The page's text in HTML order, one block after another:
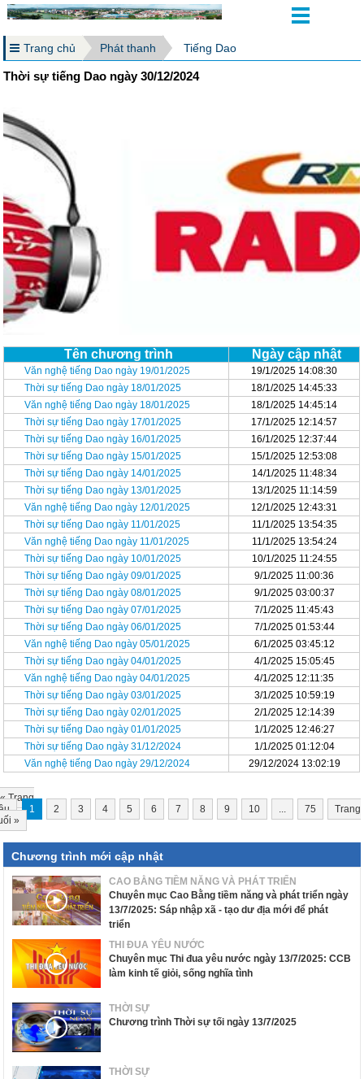
Trang chủ Phát thanh Tiếng Dao
Thời sự tiếng Dao ngày 30/12/2024
Tên chương trình Ngày cập nhật
Văn nghệ tiếng Dao ngày 19/01/2025
19/1/2025 14:08:30
Thời sự tiếng Dao ngày 18/01/2025
18/1/2025 14:45:33
Văn nghệ tiếng Dao ngày 18/01/2025
18/1/2025 14:45:14
Thời sự tiếng Dao ngày 17/01/2025
17/1/2025 12:14:57
Thời sự tiếng Dao ngày 16/01/2025
16/1/2025 12:37:44
Thời sự tiếng Dao ngày 15/01/2025
15/1/2025 12:53:08
Thời sự tiếng Dao ngày 14/01/2025
14/1/2025 11:48:34
Thời sự tiếng Dao ngày 13/01/2025
13/1/2025 11:14:59
Văn nghệ tiếng Dao ngày 12/01/2025
12/1/2025 12:43:31
Thời sự tiếng Dao ngày 11/01/2025
11/1/2025 13:54:35
Văn nghệ tiếng Dao ngày 11/01/2025
11/1/2025 13:54:24
Thời sự tiếng Dao ngày 10/01/2025
10/1/2025 11:24:55
Thời sự tiếng Dao ngày 09/01/2025
9/1/2025 11:00:36
Thời sự tiếng Dao ngày 08/01/2025
9/1/2025 03:00:37
Thời sự tiếng Dao ngày 07/01/2025
7/1/2025 11:45:43
Thời sự tiếng Dao ngày 06/01/2025
7/1/2025 01:53:44
Văn nghệ tiếng Dao ngày 05/01/2025
6/1/2025 03:45:12
Thời sự tiếng Dao ngày 04/01/2025
4/1/2025 15:05:45
Văn nghệ tiếng Dao ngày 04/01/2025
4/1/2025 12:11:35
Thời sự tiếng Dao ngày 03/01/2025
3/1/2025 10:59:19
Thời sự tiếng Dao ngày 02/01/2025
2/1/2025 12:14:39
Thời sự tiếng Dao ngày 01/01/2025
1/1/2025 12:46:27
Thời sự tiếng Dao ngày 31/12/2024
1/1/2025 01:12:04
Văn nghệ tiếng Dao ngày 29/12/2024
29/12/2024 13:02:19
«Trang
1 2 3 4 5 6 7 8 9 10 ... 75
Trang
»
Chương trình mới cập nhật
CAO BẰNG TIỀM NĂNG VÀ PHÁT TRIỂN
Chuyên mục Cao Bằng tiềm năng và phát triển ngày
13/7/2025: Sáp nhập xã - tạo dư địa mới để phát
triển
THI ĐUA YÊU NƯỚC
Chuyên mục Thi đua yêu nước ngày 13/7/2025: CCB
làm kinh tế giỏi, sống nghĩa tình
THỜI SỰ
Chương trình Thời sự tối ngày 13/7/2025
THỜI SỰ